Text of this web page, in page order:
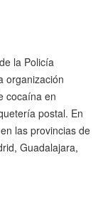
la Policía
organización
cocaína en
postal. En
las provincias de
Guadalajara,